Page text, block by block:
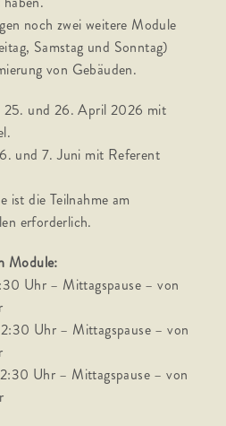
noch zwei weitere Module
Samstag und Sonntag)
von Gebäuden.
25. und 26. April 2026 mit
und 7. Juni mit Referent
ist die Teilnahme am
erforderlich.
Module:
Uhr – Mittagspause – von
Uhr – Mittagspause – von
Uhr – Mittagspause – von